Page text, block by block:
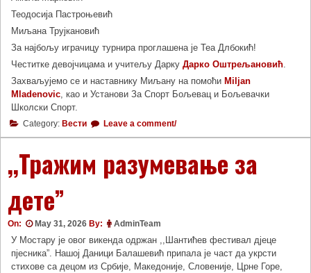
Теодосија Пастроњевић
Миљана Трујкановић
За најбољу играчицу турнира проглашена је Теа Длбокић!
Честитке девојчицама и учитељу ДаркуДарко Оштрељановић
Захваљујемо се и наставнику Миљану на помоћи Miljan
Mladenovic, као и Установи За Спорт Бољевац и Бољевачки
Школски Спорт.
Category: Вести Leave a comment/
,,Тражим разумевање за
дете”
On: May 31, 2026 By: AdminTeam
У Мостару је овог викенда одржан ,,Шантићев фестивал дјеце
пјесника”. Нашој Даници Балашевић припала је част да укрсти
стихове са децом из Србије, Македоније, Словеније, Црне Горе,